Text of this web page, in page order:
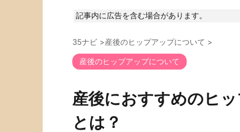
記事内に広告を含む場合があります。
35ナビ >産後のヒップアップについて >
産後のヒップアップについて
産後におすすめのヒ
とは？